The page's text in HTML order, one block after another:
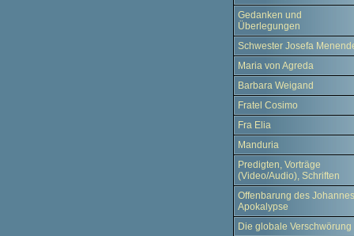
Gedanken und
Überlegungen
Schwester Josefa
Maria von Agreda
Barbara Weigand
Fratel Cosimo
Fra Elia
Manduria
Predigten, Vorträge
(Video/Audio), Schriften
Offenbarung des Johannes
Apokalypse
Die globale Verschwörung